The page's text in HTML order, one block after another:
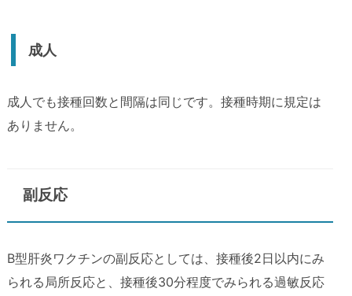
成人
成人でも接種回数と間隔は同じです。接種時期に規定は
ありません。
副反応
B型肝炎ワクチンの副反応としては、接種後2日以内にみ
られる局所反応と、接種後30分程度でみられる過敏反応